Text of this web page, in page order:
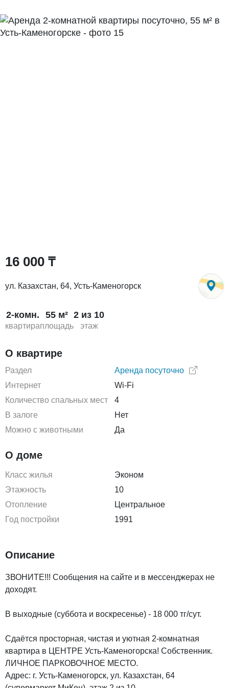
16 000 ₸
ул. Казахстан, 64, Усть-Каменогорск
2-комн.
квартира
55 м²
площадь
2 из 10
этаж
О квартире
Раздел
Аренда посуточно
Интернет
Wi-Fi
Количество спальных мест
4
В залоге
Нет
Можно с животными
Да
О доме
Класс жилья
Эконом
Этажность
10
Отопление
Центральное
Год постройки
1991
Описание
ЗВОНИТЕ!!! Сообщения на сайте и в мессенджерах не
доходят.
В выходные (суббота и воскресенье) - 18 000 тг/сут.
Сдаётся просторная, чистая и уютная 2-комнатная
квартира в ЦЕНТРЕ Усть-Каменогорска! Собственник.
ЛИЧНОЕ ПАРКОВОЧНОЕ МЕСТО.
Адрес: г. Усть-Каменогорск, ул. Казахстан, 64